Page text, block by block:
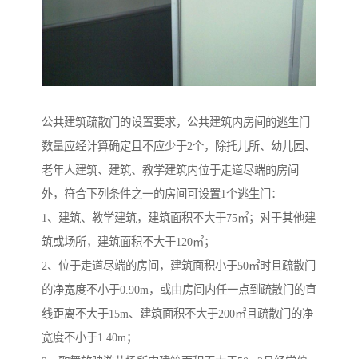
公共建筑疏散门的设置要求，公共建筑内房间的逃生门
数量应经计算确定且不应少于2个，除托儿所、幼儿园、
老年人建筑、建筑、教学建筑内位于走道尽端的房间
外，符合下列条件之一的房间可设置1个逃生门：
1、建筑、教学建筑，建筑面积不大于75㎡；对于其他建
筑或场所，建筑面积不大于120㎡；
2、位于走道尽端的房间，建筑面积小于50㎡时且疏散门
的净宽度不小于0.90m，或由房间内任一点到疏散门的直
线距离不大于15m、建筑面积不大于200㎡且疏散门的净
宽度不小于1.40m；